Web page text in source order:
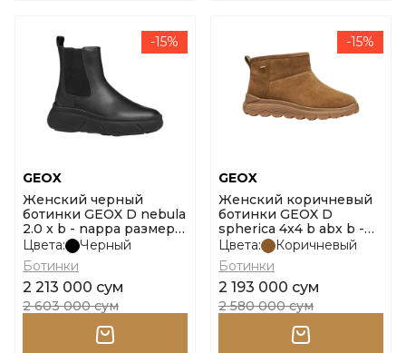
-15%
GEOX
Женский черный
ботинки GEOX D nebula
2.0 x b - nappa размер
38
Цвета:
Черный
Ботинки
2 213 000 сум
2 603 000 сум
-15%
GEOX
Женский коричневый
ботинки GEOX D
spherica 4x4 b abx b -
scam. размер 37
Цвета:
Коричневый
Ботинки
2 193 000 сум
2 580 000 сум